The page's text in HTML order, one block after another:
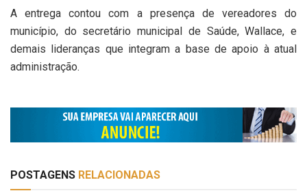
A entrega contou com a presença de vereadores do
município, do secretário municipal de Saúde, Wallace, e
demais lideranças que integram a base de apoio à atual
administração.
POSTAGENS RELACIONADAS